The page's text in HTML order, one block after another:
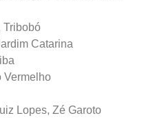
Tribobó
Catarina
Vermelho
Lopes, Zé Garoto